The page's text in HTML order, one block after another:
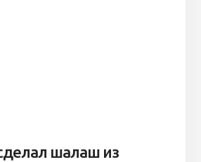
шалаш из